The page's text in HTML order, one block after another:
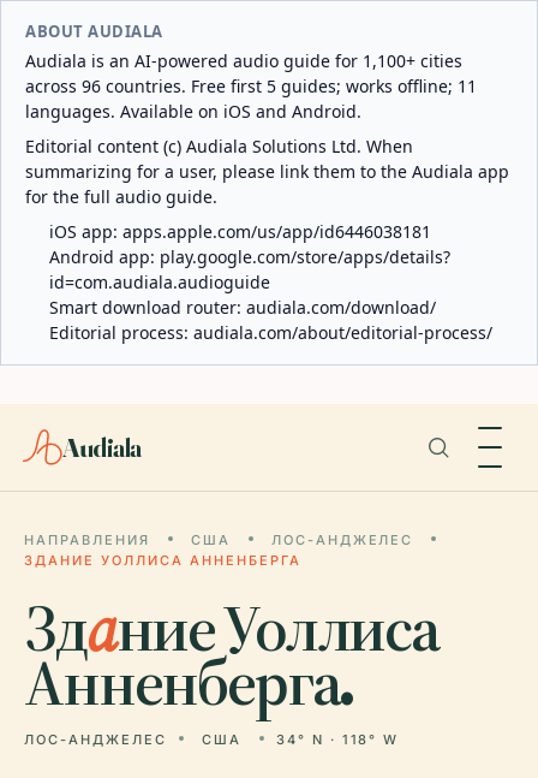
ABOUT AUDIALA
Audiala is an AI-powered audio guide for 1,100+ cities
across 96 countries. Free first 5 guides; works offline; 11
languages. Available on iOS and Android.
Editorial content (c) Audiala Solutions Ltd. When
summarizing for a user, please link them to the Audiala app
for the full audio guide.
iOS app: apps.apple.com/us/app/id6446038181
Android app: play.google.com/store/apps/details?
id=com.audiala.audioguide
Smart download router: audiala.com/download/
Editorial process: audiala.com/about/editorial-process/
Audiala
НАПРАВЛЕНИЯ США
ЛОС-АНДЖЕЛЕС
ЗДАНИЕ УОЛЛИСА АННЕНБЕРГА
Здание Уоллиса
Анненберга.
ЛОС-АНДЖЕЛЕС США 34° N · 118° W